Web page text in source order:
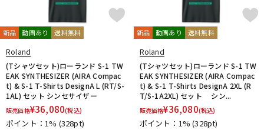
新品 動画あり 送料無料
Roland
(Tシャツセット)ローランド S-1 TW
EAK SYNTHESIZER (AIRA Compac
t) & S-1 T-Shirts DesignA L (RT/S-
1AL) セット シンセサイザー
販売価格¥36,080(税込)
ポイント：1% (328pt)
新品 動画あり 送料無料
Roland
(Tシャツセット)ローランド S-1 TW
EAK SYNTHESIZER (AIRA Compac
t) & S-1 T-Shirts DesignA 2XL (R
T/S-1A2XL) セット シン...
販売価格¥36,080(税込)
ポイント：1%(328pt)